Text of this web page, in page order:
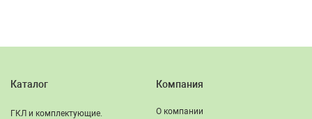
Каталог
ГКЛ и комплектующие.
Компания
О компании